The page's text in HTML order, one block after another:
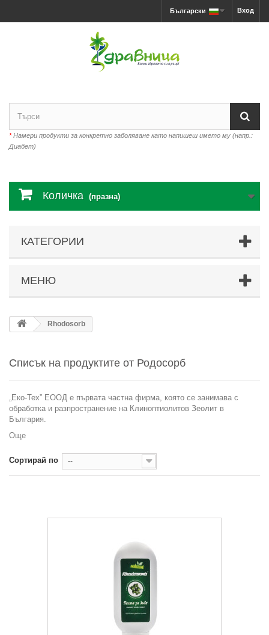
Вход
Български
*Намери продукти за конкретно заболяване като напишеш името му (напр.:
Диабет)
Количка (празна)
КАТЕГОРИИ
МЕНЮ
Rhodosorb
Списък на продуктите от Родосорб
„Еко-Тех” ЕООД е първата частна фирма, която се занимава с
обработка и разпространение на Клиноптиолитов Зеолит в
България.
Още
Сортирай по --